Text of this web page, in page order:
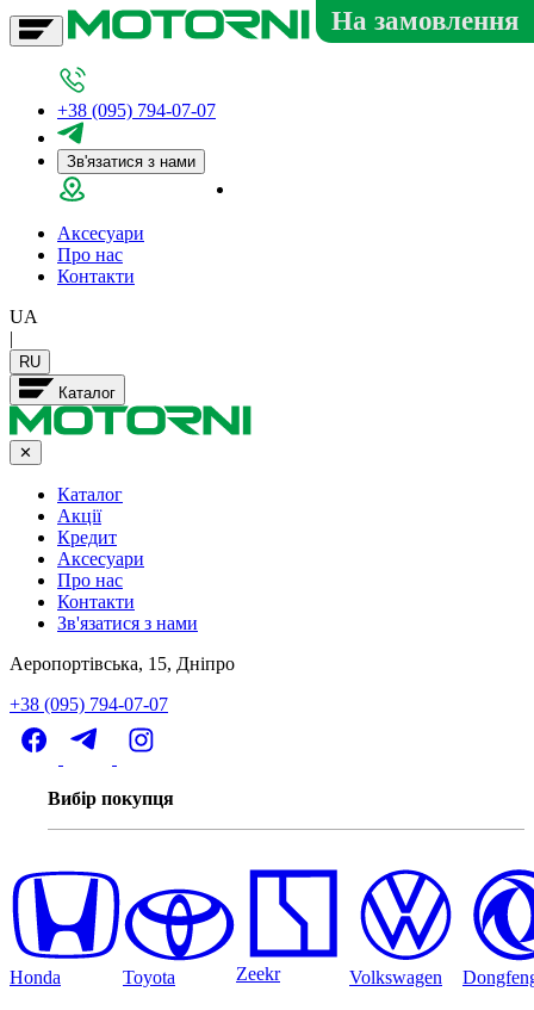
+38 (095) 794-07-07
Зв'язатися з нами
Аксесуари
Про нас
Контакти
UA
|
RU
Каталог
✕
Каталог
Акції
Кредит
Аксесуари
Про нас
Контакти
Зв'язатися з нами
Аеропортівська, 15, Дніпро
+38 (095) 794-07-07
Вибір покупця
Honda Toyota Zeekr Volkswagen
На замовлення